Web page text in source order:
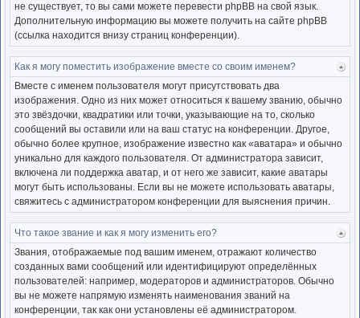
не существует, то вы сами можете перевести phpBB на свой язык.
Дополнительную информацию вы можете получить на сайте phpBB
(ссылка находится внизу страниц конференции).
Как я могу поместить изображение вместе со своим именем?
Вместе с именем пользователя могут присутствовать два
изображения. Одно из них может относиться к вашему званию, обычно
это звёздочки, квадратики или точки, указывающие на то, сколько
сообщений вы оставили или на ваш статус на конференции. Другое,
обычно более крупное, изображение известно как «аватара» и обычно
уникально для каждого пользователя. От администратора зависит,
включена ли поддержка аватар, и от него же зависит, какие аватары
могут быть использованы. Если вы не можете использовать аватары,
свяжитесь с администратором конференции для выяснения причин.
Что такое звание и как я могу изменить его?
Звания, отображаемые под вашим именем, отражают количество
созданных вами сообщений или идентифицируют определённых
пользователей: например, модераторов и администраторов. Обычно
вы не можете напрямую изменять наименования званий на
конференции, так как они установлены её администратором.